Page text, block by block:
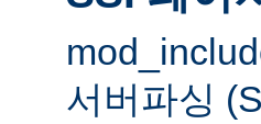
서버파싱